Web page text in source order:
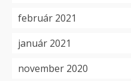
február 2021
január 2021
november 2020